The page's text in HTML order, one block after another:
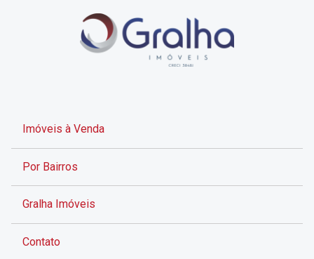
Imóveis à Venda
Por Bairros
Gralha Imóveis
Contato